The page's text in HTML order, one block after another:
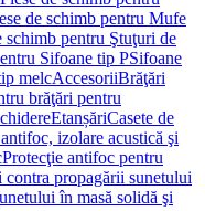
de schimb pentru Mufe
schimb pentru Ştuţuri de
Sifoane tip PSifoane
melcAccesoriiBrăţări
brăţări pentru
EtanșăriCasete de
izolare acustică şi
Protecţie antifoc pentru
contra propagării sunetului
în masă solidă şi